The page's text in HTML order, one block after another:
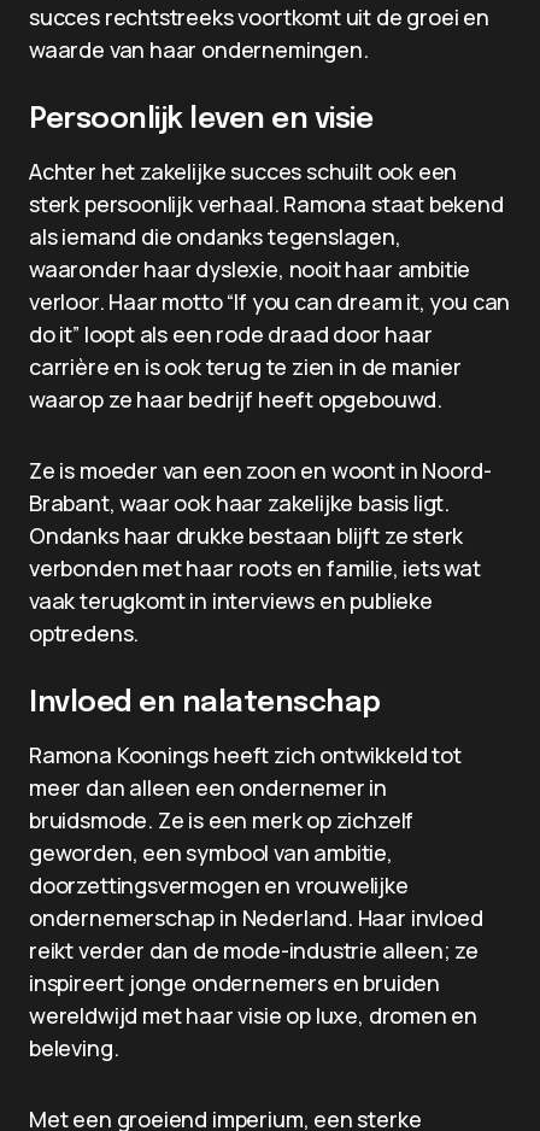
succes rechtstreeks voortkomt uit de groei en
waarde van haar ondernemingen.
Persoonlijk leven en visie
Achter het zakelijke succes schuilt ook een
sterk persoonlijk verhaal. Ramona staat bekend
als iemand die ondanks tegenslagen,
waaronder haar dyslexie, nooit haar ambitie
verloor. Haar motto “If you can dream it, you can
do it” loopt als een rode draad door haar
carrière en is ook terug te zien in de manier
waarop ze haar bedrijf heeft opgebouwd.
Ze is moeder van een zoon en woont in Noord-
Brabant, waar ook haar zakelijke basis ligt.
Ondanks haar drukke bestaan blijft ze sterk
verbonden met haar roots en familie, iets wat
vaak terugkomt in interviews en publieke
optredens.
Invloed en nalatenschap
Ramona Koonings heeft zich ontwikkeld tot
meer dan alleen een ondernemer in
bruidsmode. Ze is een merk op zichzelf
geworden, een symbool van ambitie,
doorzettingsvermogen en vrouwelijke
ondernemerschap in Nederland. Haar invloed
reikt verder dan de mode-industrie alleen; ze
inspireert jonge ondernemers en bruiden
wereldwijd met haar visie op luxe, dromen en
beleving.
Met een groeiend imperium, een sterke